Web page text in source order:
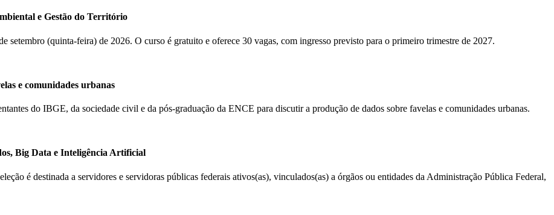
e Gestão do Território
setembro (quinta-feira) de 2026. O curso é gratuito e oferece 30 vagas, com ingresso previsto para o primeiro trimestre de 2027.
e comunidades urbanas
do IBGE, da sociedade civil e da pós-graduação da ENCE para discutir a produção de dados sobre favelas e comunidades urbanas.
Big Data e Inteligência Artificial
é destinada a servidores e servidoras públicas federais ativos(as), vinculados(as) a órgãos ou entidades da Administração Pública Federal,